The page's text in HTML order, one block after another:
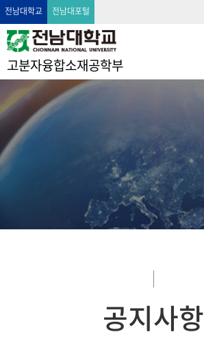
전남대학교 전남대포털
고분자융합소재공학부
공지사항